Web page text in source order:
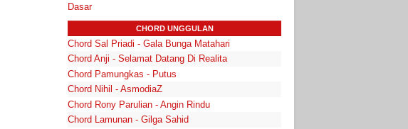
Dasar
CHORD UNGGULAN
Chord Sal Priadi - Gala Bunga Matahari
Chord Anji - Selamat Datang Di Realita
Chord Pamungkas - Putus
Chord Nihil - AsmodiaZ
Chord Rony Parulian - Angin Rindu
Chord Lamunan - Gilga Sahid